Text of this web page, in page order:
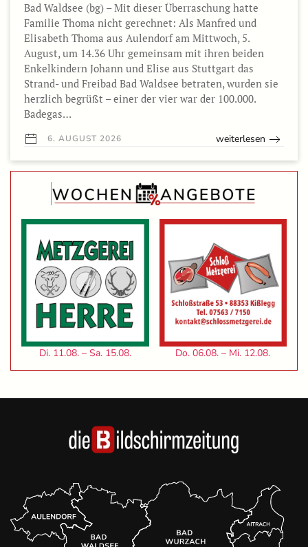
Bad Waldsee (bg) – Mit dieser Überraschung hatte
Familie Thoma nicht gerechnet: Als Manfred und
Elisabeth Thoma aus Aulendorf am Mittwoch, 5.
August, um 14.36 Uhr gemeinsam mit ihren beiden
Enkelkindern Johann und Elise aus Stuttgart das
Strand- und Freibad Bad Waldsee betraten, wurden sie
herzlich begrüßt – einer der vier war der 100.000.
Badegas…
6. AUGUST 2026 weiterlesen
Di. 11.08. – Sa. 15.08. Do. 06.08. – Mi. 12.08.